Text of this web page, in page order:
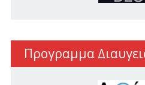
Προγραμμα